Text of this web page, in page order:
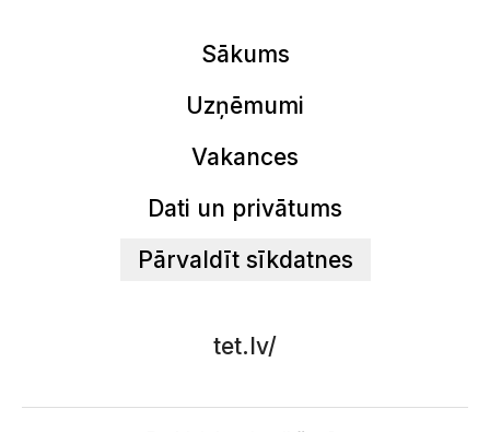
Sākums
Uzņēmumi
Vakances
Dati un privātums
Pārvaldīt sīkdatnes
tet.lv/